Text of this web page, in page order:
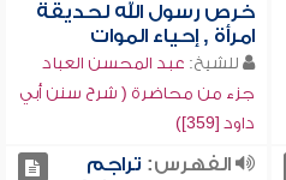
خرص رسول الله لحديقة
امرأة , إحياء الموات
للشيخ: عبد المحسن العباد
جزء من محاضرة ( شرح سنن أبي
داود [359])
الفهرس: تراجم